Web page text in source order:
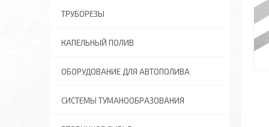
ТРУБОРЕЗЫ
КАПЕЛЬНЫЙ ПОЛИВ
ОБОРУДОВАНИЕ ДЛЯ АВТОПОЛИВА
СИСТЕМЫ ТУМАНООБРАЗОВАНИЯ